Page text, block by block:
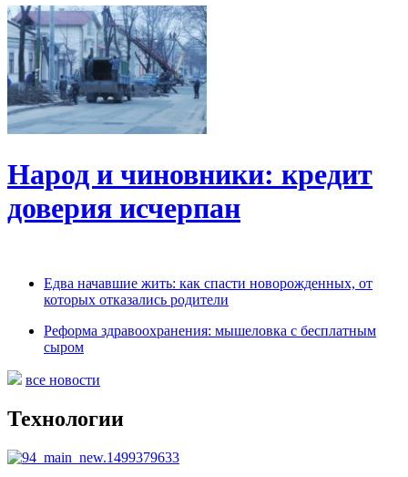
Народ и чиновники: кредит
доверия исчерпан
Едва начавшие жить: как спасти новорожденных, от
которых отказались родители
Реформа здравоохранения: мышеловка с бесплатным
сыром
все новости
Технологии